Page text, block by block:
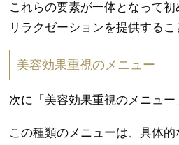
これらの要素が一体となって
リラクゼーションを提供するこ
美容効果重視のメニュー
次に「美容効果重視のメニュー
この種類のメニューは、具体